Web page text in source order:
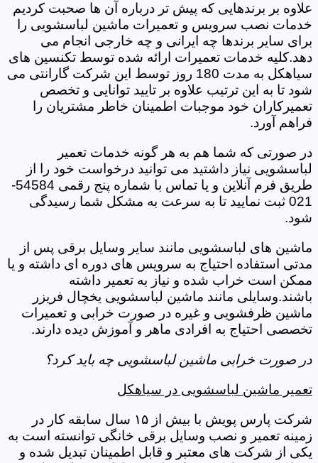
علاوه بر برندهایی که پیش تر درباره آن ها صحبت کردیم
خدمات نصب سرویس و تعمیرات ماشین لباسشویی را
برای سایر برندها چه ایرانی و چه خارجی انجام می
دهد.کلیه خدمات تعمیرات ارائه شده توسط تکنسین های
سیاهکل به مدت 180 روز توسط این شرکت گارانتی می
شود تا به این ترتیب علاوه بر تایید توانایی و تخصص
تعمیرکاران خود موجبات اطمینان خاطر مشتریان را
فراهم آورد.
در صورتی که شما هم به هر گونه خدمات تعمیر
لباسشویی نیاز داشتید می توانید درخواست خود را از
طریق فرم آنلاین و یا تماس با شماره پنج رقمی 54584-
021 ثبت نمایید تا به سرعت به مشکل شما رسیدگی
شود.
ماشین های لباسشویی مانند سایر وسایل برقی پس از
مدتی استفاده احتیاج به سرویس های دوره ای داشته و یا
ممکن است خراب شده و نیاز به تعمیر داشته
باشند.وسایلی مانند ماشین لباسشویی یخچال فریزر
ماشین ظرفشویی و غیره در صورت خرابی و تعمیرات
تخصصی احتیاج به افرادی ماهر و آموزش دیده دارند.
در صورت خرابی ماشین لباسشویی چه باید کرد؟
تعمیر ماشین لباسشویی در سیاهکل
شرکت پارس پویش با بیش از ۱۵ سال سابقه کار در
زمینه تعمیر و نصب وسایل برقی خانگی توانسته است به
یکی از شرکت های معتبر و قابل اطمینان تبدیل شده و